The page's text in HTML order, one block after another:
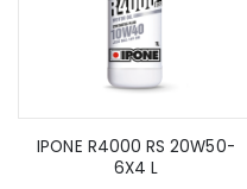
IPONE R4000 RS 20W50-
6X4 L